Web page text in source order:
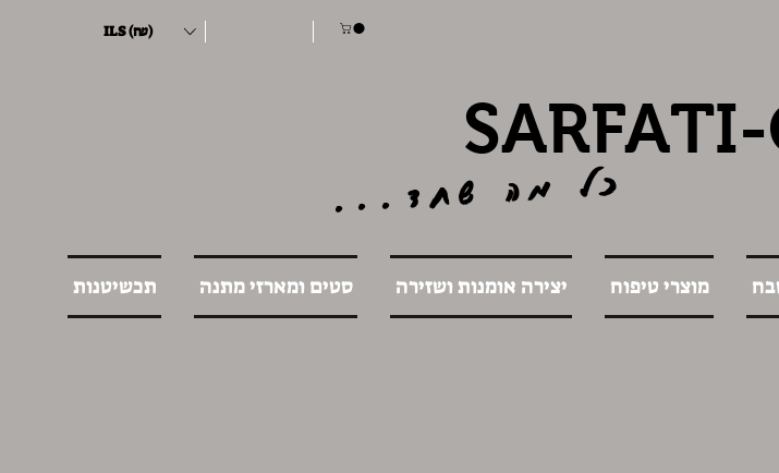
ILS (₪)
כל מה שחד...
מוצרי טיפוח יצירה אומנות ושזירה סטים ומארזי מתנה תכשיטנות